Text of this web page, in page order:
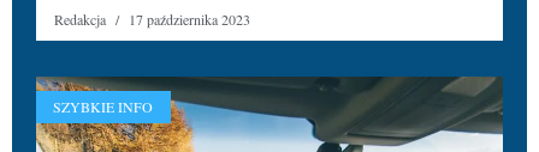
Redakcja 17 października 2023
SZYBKIE INFO